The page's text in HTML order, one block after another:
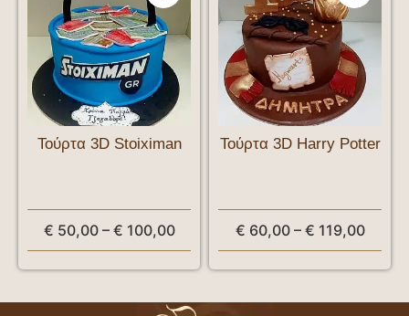
Τούρτα 3D Stoiximan
€ 50,00 – € 100,00
Τούρτα 3D Harry Potter
€ 60,00 – € 119,00